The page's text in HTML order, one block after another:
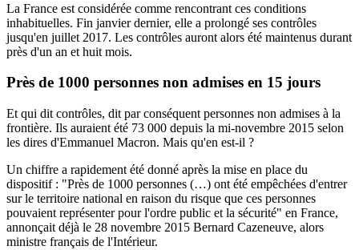
La France est considérée comme rencontrant ces conditions
inhabituelles. Fin janvier dernier, elle a prolongé ses contrôles
jusqu'en juillet 2017. Les contrôles auront alors été maintenus durant
près d'un an et huit mois.
Près de 1000 personnes non admises en 15 jours
Et qui dit contrôles, dit par conséquent personnes non admises à la
frontière. Ils auraient été 73 000 depuis la mi-novembre 2015 selon
les dires d'Emmanuel Macron. Mais qu'en est-il ?
Un chiffre a rapidement été donné après la mise en place du
dispositif : "Près de 1000 personnes (…) ont été empêchées d'entrer
sur le territoire national en raison du risque que ces personnes
pouvaient représenter pour l'ordre public et la sécurité" en France,
annonçait déjà le 28 novembre 2015 Bernard Cazeneuve, alors
ministre français de l'Intérieur.